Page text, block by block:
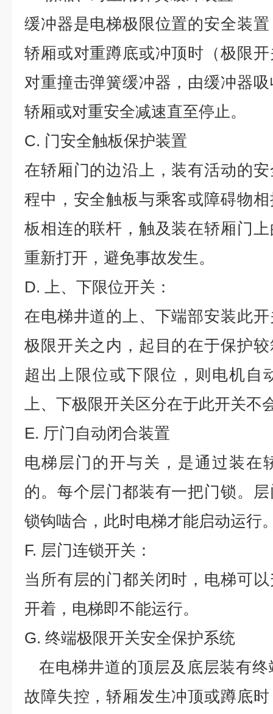
缓冲器是电梯极限位置的安全装
轿厢或对重蹲底或冲顶时（极限
对重撞击弹簧缓冲器，由缓冲器
轿厢或对重安全减速直至停止。
C. 门安全触板保护装置
在轿厢门的边沿上，装有活动的
程中，安全触板与乘客或障碍物
板相连的联杆，触及装在轿厢门
重新打开，避免事故发生。
D. 上、下限位开关：
在电梯井道的上、下端部安装此
极限开关之内，起目的在于保护
超出上限位或下限位，则电机自
上、下极限开关区分在于此开关不
E. 厅门自动闭合装置
电梯层门的开与关，是通过装在
的。每个层门都装有一把门锁。
锁钩啮合，此时电梯才能启动运行
F. 层门连锁开关：
当所有层的门都关闭时，电梯可
开着，电梯即不能运行。
G. 终端极限开关安全保护系统
在电梯井道的顶层及底层装有
故障失控，轿厢发生冲顶或蹲底